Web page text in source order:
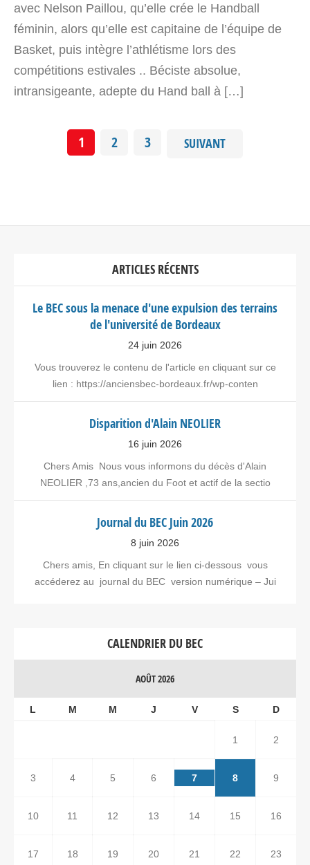
avec Nelson Paillou, qu’elle crée le Handball
féminin, alors qu’elle est capitaine de l’équipe de
Basket, puis intègre l’athlétisme lors des
compétitions estivales .. Béciste absolue,
intransigeante, adepte du Hand ball à […]
1 2 3 SUIVANT
ARTICLES RÉCENTS
Le BEC sous la menace d'une expulsion des terrains
de l'université de Bordeaux
24 juin 2026
Vous trouverez le contenu de l'article en cliquant sur ce
lien : https://anciensbec-bordeaux.fr/wp-conten
Disparition d'Alain NEOLIER
16 juin 2026
Chers Amis Nous vous informons du décès d'Alain
NEOLIER ,73 ans,ancien du Foot et actif de la sectio
Journal du BEC Juin 2026
8 juin 2026
Chers amis, En cliquant sur le lien ci-dessous vous
accéderez au journal du BEC version numérique – Jui
CALENDRIER DU BEC
AOÛT 2026
L M M J V S D
1 2
3 4 5 6 7 8 9
10 11 12 13 14 15 16
17 18 19 20 21 22 23